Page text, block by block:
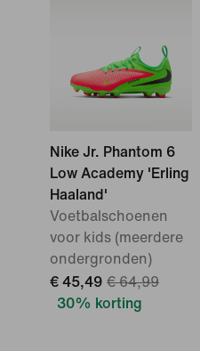
Nike Jr. Phantom 6
Low Academy 'Erling
Haaland'
Voetbalschoenen
voor kids (meerdere
ondergronden)
€ 45,49 € 64,99
30% korting